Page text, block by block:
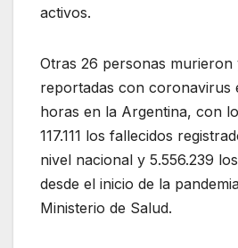
activos.
Otras 26 personas
reportadas con coronavirus
horas en la Argentina, con
117.111 los fallecidos
nivel nacional y 5.556.239
desde el inicio de la
Ministerio de Salud.